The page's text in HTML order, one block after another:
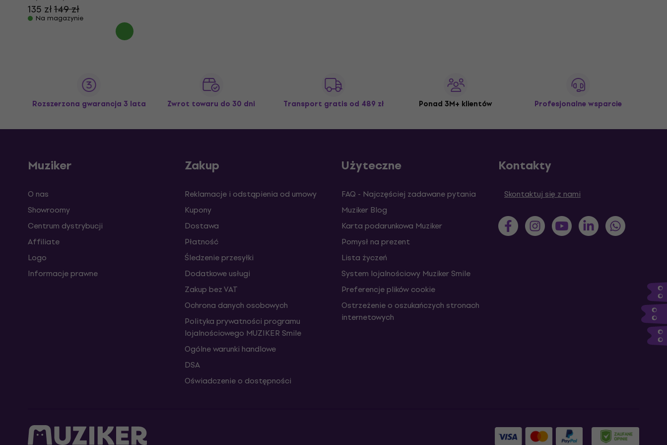
135 zł149 zł
Na magazynie
Rozszerzona gwarancja 3 lata Zwrot towaru do 30 dni Transport gratis od 489 zł Ponad 3M+ klientów Profesjonalne wsparcie
Muziker
O nas
Showroomy
Centrum dystrybucji
Affiliate
Logo
Informacje prawne
Zakup
Reklamacje i odstąpienia od umowy
Kupony
Dostawa
Płatność
Śledzenie przesyłki
Dodatkowe usługi
Zakup bez VAT
Ochrona danych osobowych
Polityka prywatności programu
lojalnościowego MUZIKER Smile
Ogólne warunki handlowe
DSA
Oświadczenie o dostępności
Użyteczne
FAQ - Najczęściej zadawane pytania
Muziker Blog
Karta podarunkowa Muziker
Pomysł na prezent
Lista życzeń
System lojalnościowy Muziker Smile
Preferencje plików cookie
Ostrzeżenie o oszukańczych stronach
internetowych
Kontakty
Skontaktuj się z nami